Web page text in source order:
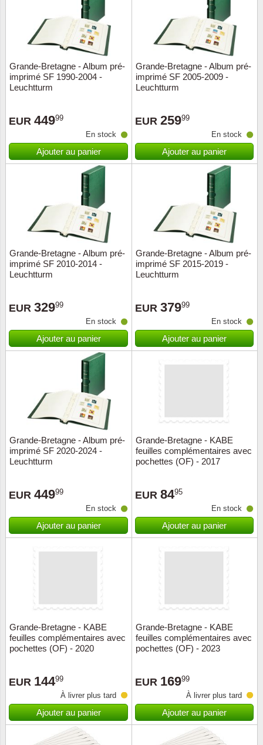
Grande-Bretagne - Album pré-
imprimé SF 1990-2004 -
Leuchtturm
EUR 44999
En stock
Ajouter au panier
Grande-Bretagne - Album pré-
imprimé SF 2005-2009 -
Leuchtturm
EUR 25999
En stock
Ajouter au panier
Grande-Bretagne - Album pré-
imprimé SF 2010-2014 -
Leuchtturm
EUR 32999
En stock
Ajouter au panier
Grande-Bretagne - Album pré-
imprimé SF 2015-2019 -
Leuchtturm
EUR 37999
En stock
Ajouter au panier
Grande-Bretagne - Album pré-
imprimé SF 2020-2024 -
Leuchtturm
EUR 44999
En stock
Ajouter au panier
Grande-Bretagne - KABE
feuilles complémentaires avec
pochettes (OF) - 2017
EUR 8495
En stock
Ajouter au panier
Grande-Bretagne - KABE
feuilles complémentaires avec
pochettes (OF) - 2020
EUR 14499
À livrer plus tard
Ajouter au panier
Grande-Bretagne - KABE
feuilles complémentaires avec
pochettes (OF) - 2023
EUR 16999
À livrer plus tard
Ajouter au panier
Irlande
Italie
Japon
Malte
ONU
Sport